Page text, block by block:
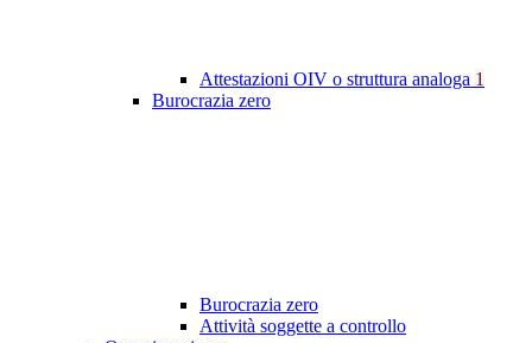
Attestazioni OIV o struttura analoga 1
Burocrazia zero
Burocrazia zero
Attività soggette a controllo